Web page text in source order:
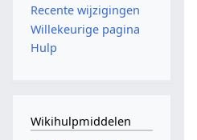
Recente wijzigingen
Willekeurige pagina
Hulp
Wikihulpmiddelen